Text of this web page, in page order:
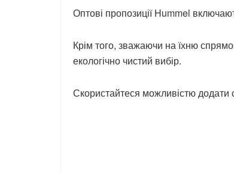
Оптові пропозиції Hummel
Крім того, зважаючи на їхню
екологічно чистий вибір.
Скористайтеся можливістю додати